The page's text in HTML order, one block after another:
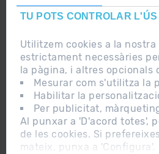
TU POTS CONTROLAR
Utilitzem cookies a la
estrictament necessàries
la pàgina, i altres opcionals
Mesurar com s'utilitza la
Habilitar la
Per publicitat,
Al punxar a 'D'acord totes',
de les cookies. Si
mateix, punxa a 'Configura'.
TENS CAP DUBTE O PROBLEMA?
2015
BEST SKI
RESORT